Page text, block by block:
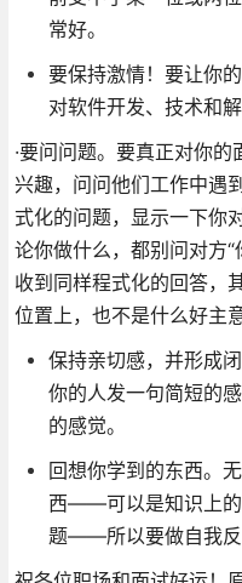
常好。
要保持激情！要让你
对软件开发、技术和
·要问问题。要真正对你
兴趣，问问他们工作中遇
式化的问题，显示一下你
论你做什么，都别问对方
收到同样程式化的回答，
位置上，也不是什么好主意
保持亲切感，并形成
你的人发一句简短的
的感觉。
回想你学到的东西。
西——可以是知识上的
题——所以要做自我反